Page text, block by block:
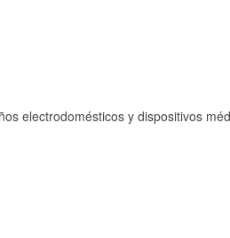
electrodomésticos y dispositivos